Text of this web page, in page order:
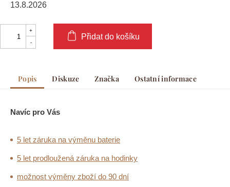
13.8.2026
Přidat do košíku
Popis Diskuze Značka Ostatní informace
Navíc pro Vás
5 let záruka na výměnu baterie
5 let prodloužená záruka na hodinky
možnost výměny zboží do 90 dní